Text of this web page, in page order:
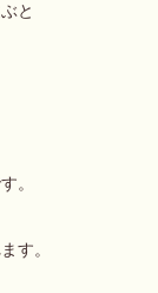
と
。
す。